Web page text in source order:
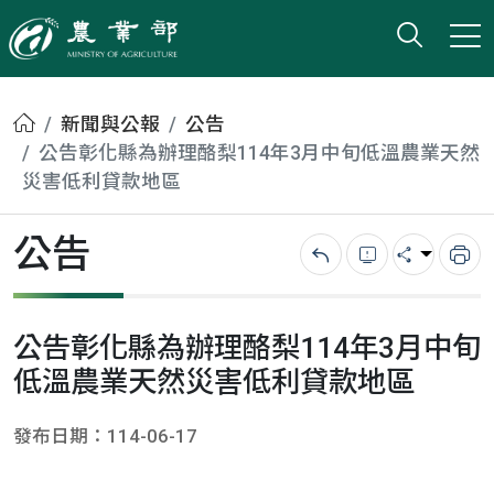
農業部
打開
小版
首頁新聞與公報
公告
公告彰化縣為辦理酪梨114年3月中旬低溫農業天然
災害低利貸款地區
公告 回上一頁錯誤回報
分享 列
公告彰化縣為辦理酪梨114年3月中旬
低溫農業天然災害低利貸款地區
發布日期：114-06-17